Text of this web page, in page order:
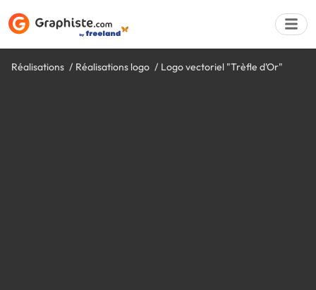
Réalisations Réalisations logo Logo vectoriel "Trèfle d'Or"